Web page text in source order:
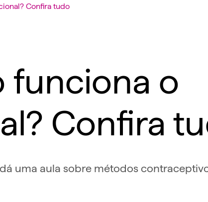
Confira tudo
funciona o
Confira
uma aula sobre métodos